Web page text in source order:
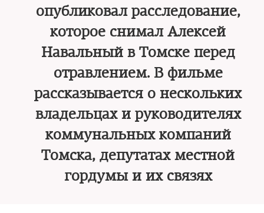
опубликовал расследование,
которое снимал Алексей
Навальный в Томске перед
отравлением. В фильме
рассказывается о нескольких
владельцах и руководителях
коммунальных компаний
Томска, депутатах местной
гордумы и их связях